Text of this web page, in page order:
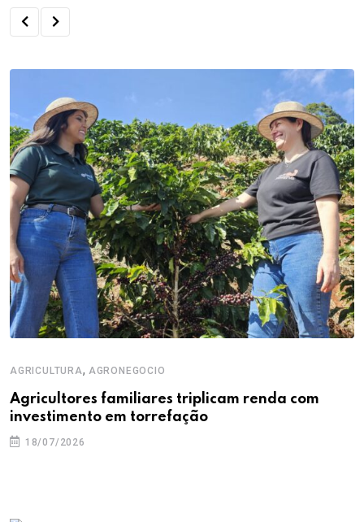
AGRICULTURA, AGRONEGOCIO
Agricultores familiares triplicam renda com
investimento em torrefação
18/07/2026